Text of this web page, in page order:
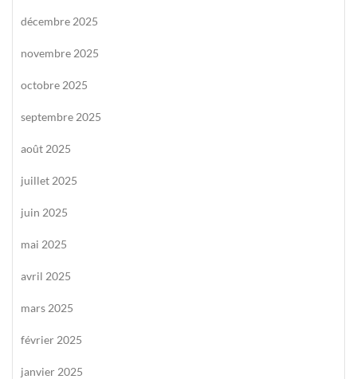
décembre 2025
novembre 2025
octobre 2025
septembre 2025
août 2025
juillet 2025
juin 2025
mai 2025
avril 2025
mars 2025
février 2025
janvier 2025